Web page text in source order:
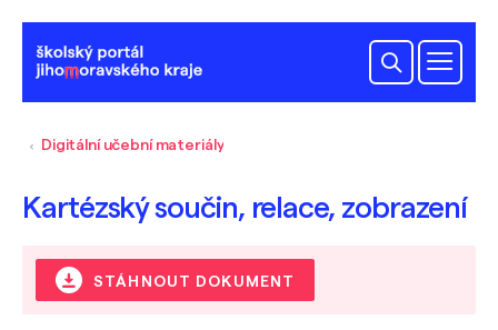
Digitální učební materiály
Kartézský součin, relace, zobrazení
STÁHNOUT DOKUMENT